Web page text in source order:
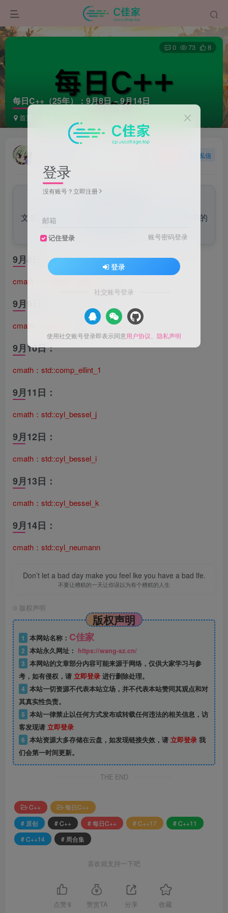
每日C++（25年）：9月8日 – 9月14日
首页
0 73 8
私信
来自AI助手的总结
文章介绍了从9月8日至14日，每日一种cmath库中的
9月8日：
cmath：std::assoc_laguerre
9月9日：
cmath：std::beta
9月10日：
cmath：std::comp_ellint_1
9月11日：
cmath：std::cyl_bessel_j
9月12日：
cmath：std::cyl_bessel_i
9月13日：
cmath：std::cyl_bessel_k
9月14日：
cmath：std::cyl_neumann
Don’t let a bad day make you feel lke you have a bad lfe.
不要让糟糕的一天让你误以为有个糟糕的人生
© 版权声明
版权声明
1 本网站名称： C佳家
2 本站永久网址： https://wang-sz.cn/
3 本网站的文章部分内容可能来源于网络，仅供大家学习与参
考，如有侵权，请 立即登录 进行删除处理。
4 本站一切资源不代表本站立场，并不代表本站赞同其观点和对
其真实性负责。
5 本站一律禁止以任何方式发布或转载任何违法的相关信息，访
客发现请 立即登录
6 本站资源大多存储在云盘，如发现链接失效，请 立即登录 我
们会第一时间更新。
THE END
C++
每日C++
# 原创
# C++ # 每日C++ # C++17
# C++11
# C++14
# 周合集
喜欢就支持一下吧
点赞 8 赞赏TA 分享 收藏
登录
没有账号？立即注册
邮箱
记住登录 账号密码登录
登录
社交账号登录
使用社交账号登录即表示同意用户协议 隐私声明